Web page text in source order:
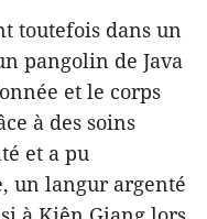
toutefois dans un
pangolin de Java
et le corps
à des soins
et a pu
un langur argenté